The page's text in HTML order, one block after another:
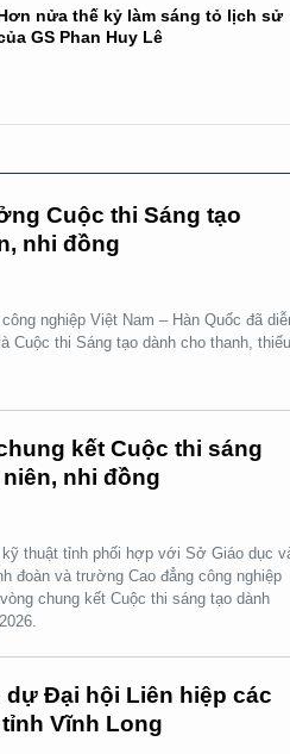
nửa thế kỷ làm sáng tỏ lịch sử
GS Phan Huy Lê
Cuộc thi Sáng tạo
nhi đồng
nghiệp Việt Nam – Hàn Quốc đã
Cuộc thi Sáng tạo dành cho thanh,
kết Cuộc thi sáng
nhi đồng
thuật tỉnh phối hợp với Sở Giáo dục
đoàn và trường Cao đẳng công nghiệp
chung kết Cuộc thi sáng tạo dành
dự Đại hội Liên hiệp các
Vĩnh Long